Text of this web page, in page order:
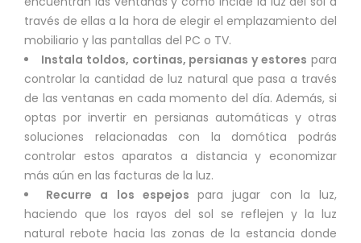
través de ellas a la hora de elegir el emplazamiento del
mobiliario y las pantallas del PC o TV.
Instala toldos, cortinas, persianas y estores para
controlar la cantidad de luz natural que pasa a través
de las ventanas en cada momento del día. Además, si
optas por invertir en persianas automáticas y otras
soluciones relacionadas con la domótica podrás
controlar estos aparatos a distancia y economizar
más aún en las facturas de la luz.
Recurre a los espejospara jugar con la luz,
haciendo que los rayos del sol se reflejen y la luz
natural rebote hacia las zonas de la estancia donde